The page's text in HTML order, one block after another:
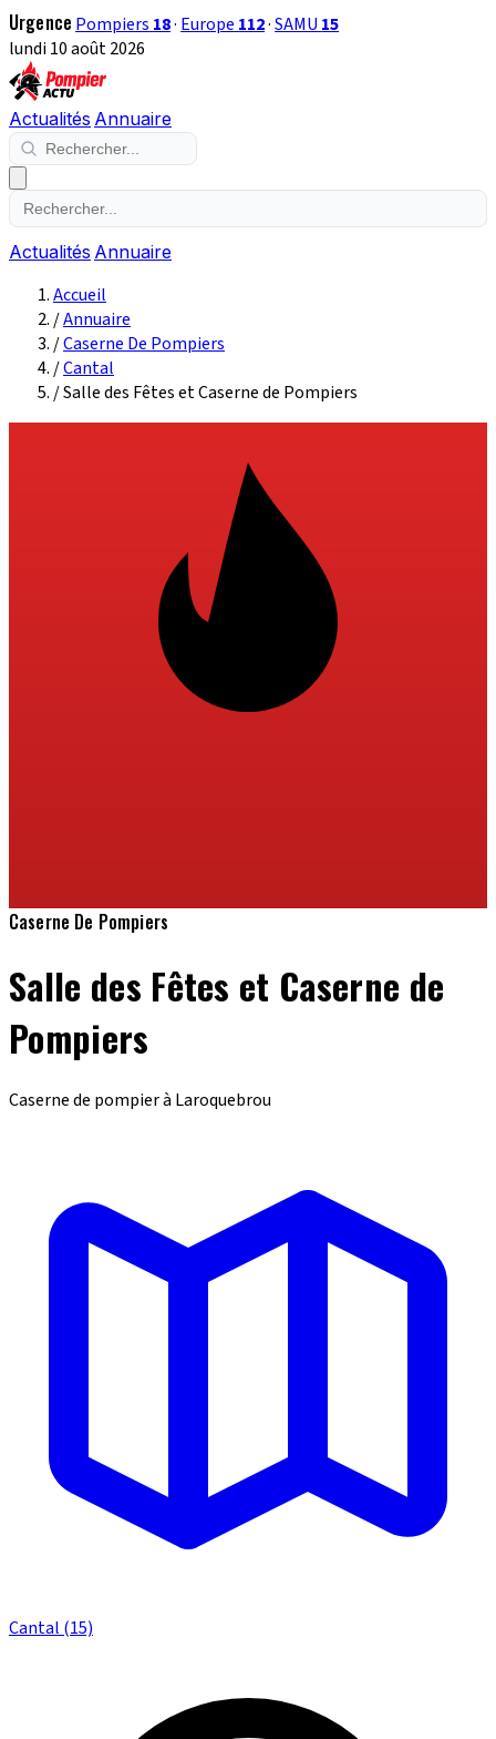
Urgence Pompiers 18· Europe 112·SAMU 15
lundi 10 août 2026
Actualités Annuaire
Actualités Annuaire
Accueil
/Annuaire
/Caserne De Pompiers
/Cantal
/Salle des Fêtes et Caserne de Pompiers
Caserne De Pompiers
Salle des Fêtes et Caserne de
Pompiers
Caserne de pompier à Laroquebrou
Cantal (15)